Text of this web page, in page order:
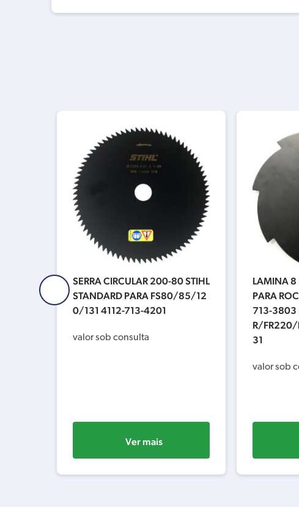
SERRA CIRCULAR 200-80 STIHL
STANDARD PARA FS80/85/12
0/131 4112-713-4201
valor sob consulta
Ver mais
LAMINA 8
PARA
713-
R/
31
valor sob